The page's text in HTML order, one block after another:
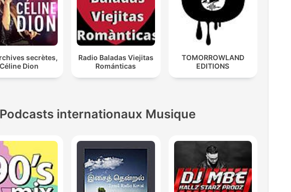
secrètes,
Céline Dion
Radio Baladas Viejitas
Románticas
TOMORROWLAND
EDITIONS
Podcasts internationaux Musique